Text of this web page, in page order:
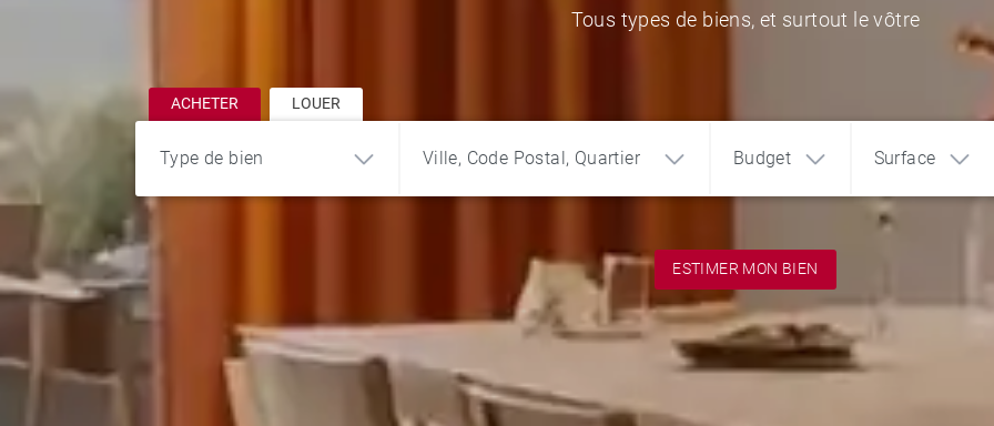
Tous types de biens, et surtout le vôtre
ACHETER LOUER
Type de bien
Appartement Maison
Ville, Code Postal, Quartier Budget Surface
1
ESTIMER MON BIEN